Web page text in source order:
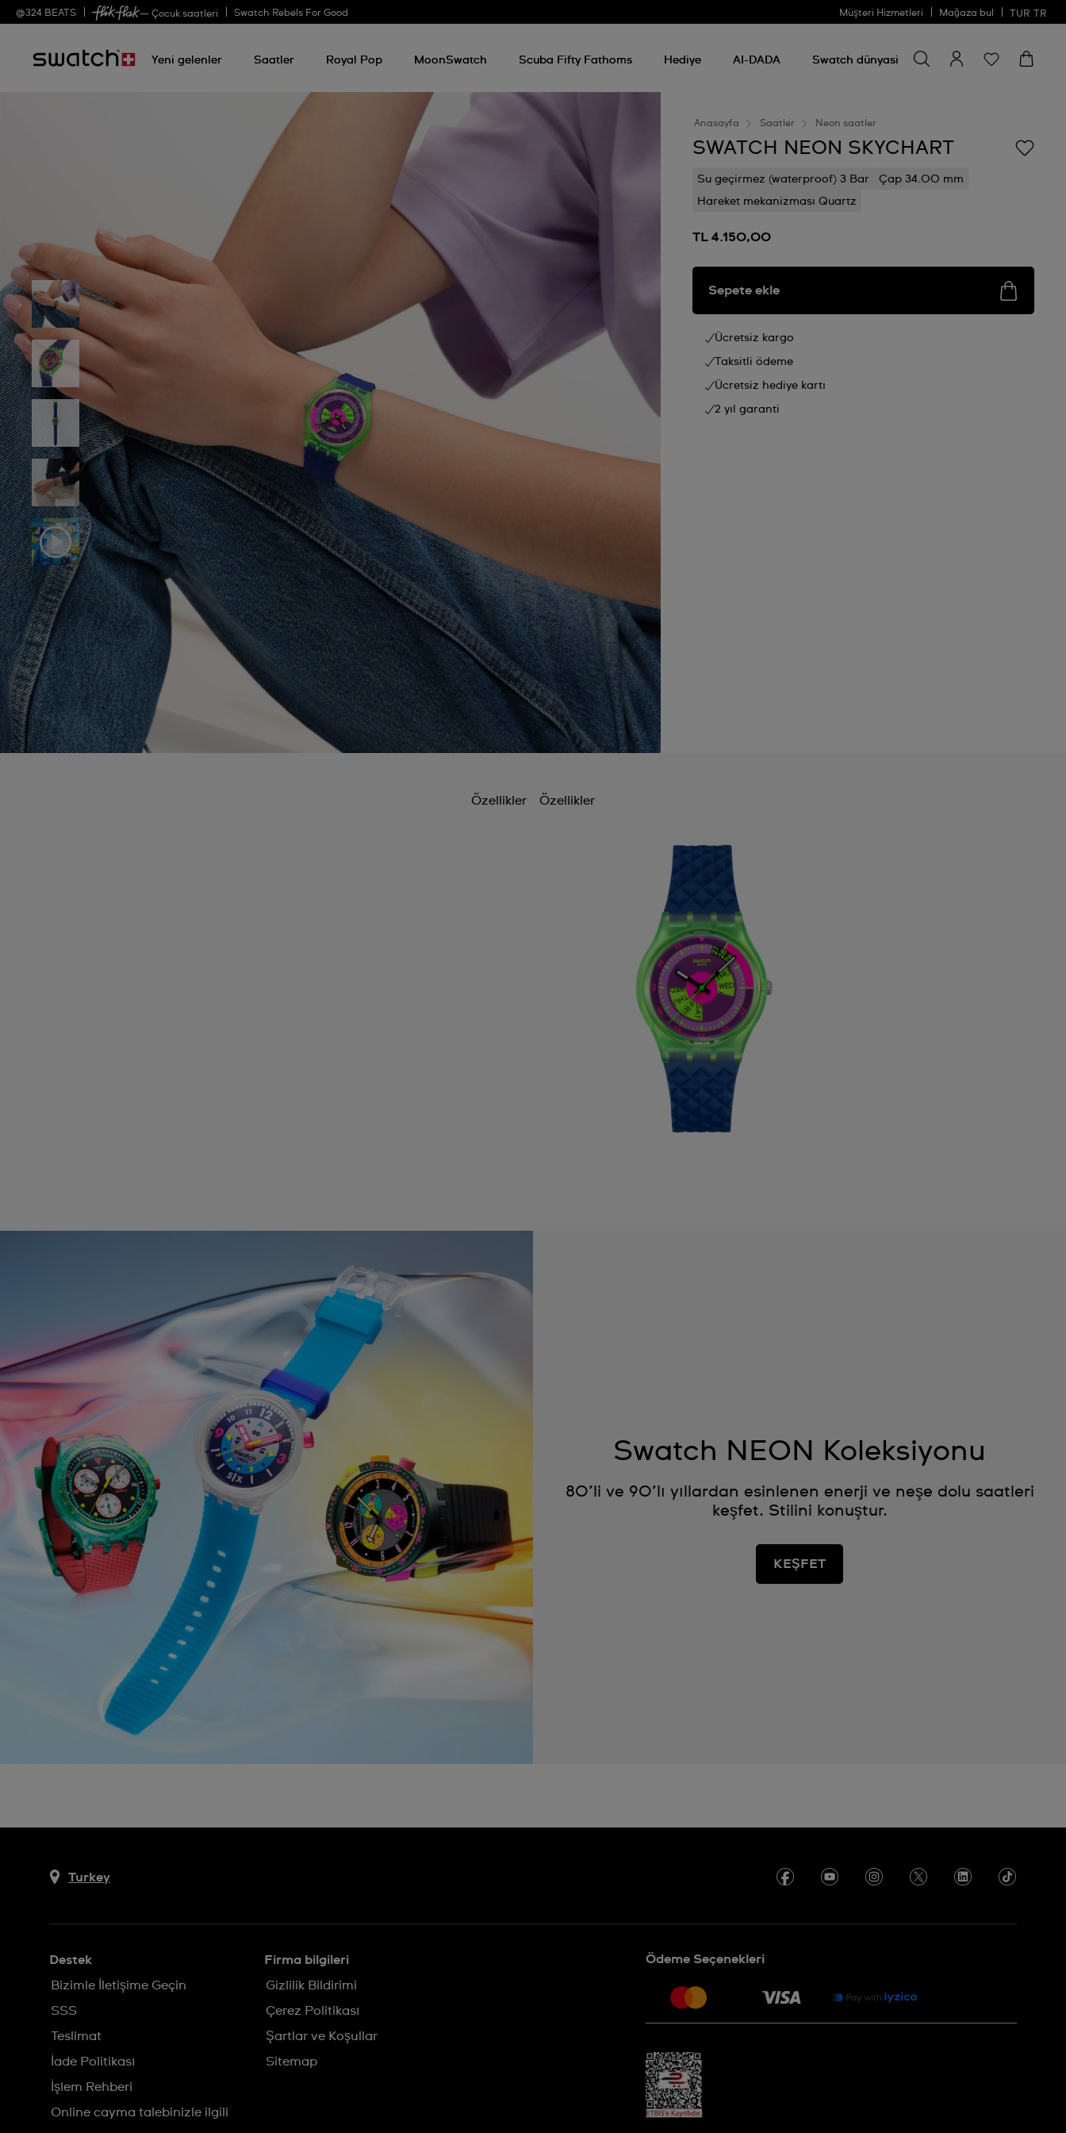
@324 BEATS — Çocuk saatleri Swatch Rebels For Good Müşteri Hizmetleri Mağaza bul TUR TR
Yeni gelenler Saatler Royal Pop MoonSwatch Scuba Fifty Fathoms Hediye AI-DADA Swatch dünyasi
şey
ara
Bir şey ara
Anasayfa Saatler Neon saatler
SWATCH NEON SKYCHART
Su geçirmez (waterproof) 3 Bar
Çap 34.00 mm
Hareket mekanizması Quartz
TL 4.150,00
Sepete ekle
Ücretsiz kargo
Taksitli ödeme
Ücretsiz hediye kartı
2 yıl garanti
Özellikler Özellikler
Swatch NEON Koleksiyonu
80’li ve 90’lı yıllardan esinlenen enerji ve neşe dolu saatleri
keşfet. Stilini konuştur.
KEŞFET
Turkey
Destek
Bizimle İletişime Geçin
SSS
Teslimat
İade Politikası
İşlem Rehberi
Online cayma talebinizle ilgili
Firma bilgileri
Gizlilik Bildirimi
Çerez Politikası
Şartlar ve Koşullar
Sitemap
Ödeme Seçenekleri